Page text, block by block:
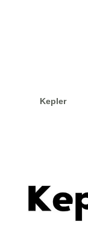
Kepler